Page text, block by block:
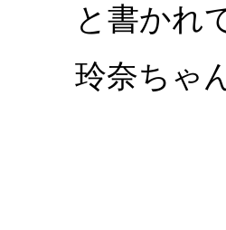
と書かれ
玲奈ちゃ